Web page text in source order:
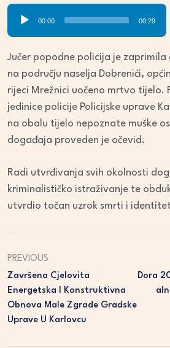
00:00 00:29
Jučer popodne policija je
na području naselja Dobrenići,
rijeci Mrežnici uočeno mrtvo tijelo.
jedinice policije Policijske uprave
na obalu tijelo nepoznate muške
događaja proveden je očevid.
Radi utvrđivanja svih okolnosti
kriminalističko istraživanje te
utvrdio točan uzrok smrti i
PREVIOUS
Završena Cjelovita
Energetska I Konstruktivna
Obnova Male Zgrade Gradske
Uprave U Karlovcu
Dora